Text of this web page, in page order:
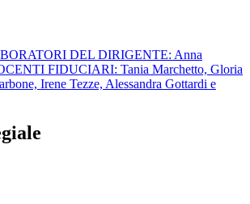
DEL DIRIGENTE: Anna
FIDUCIARI: Tania Marchetto, Gloria
Irene Tezze, Alessandra Gottardi e